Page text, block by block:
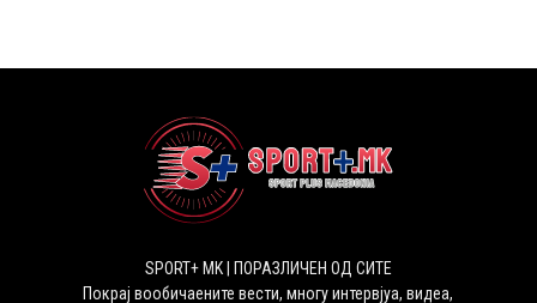
SPORT+ MK | ПОРАЗЛИЧЕН ОД СИТЕ
Покрај вообичаените вести, многу интервјуа, видеа,